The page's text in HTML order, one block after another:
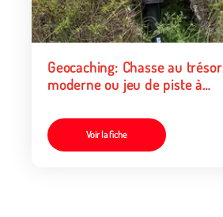
Geocaching: Chasse au trésor
moderne ou jeu de piste à
Voir la fiche